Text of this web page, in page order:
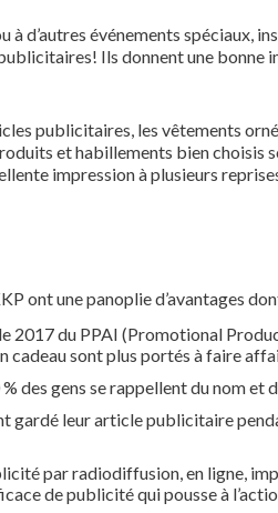
à d’autres événements
Ils donnent une bonne
publicitaires, les vêtements
et habillements bien
impression à plusieurs
ont une panoplie d’avantages
2017 du PPAI (Promotional
sont plus portés à faire
des gens se rappellent du nom et
leur article publicitaire
par radiodiffusion, en ligne,
de publicité qui pousse à